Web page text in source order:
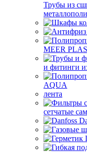
Трубы из
MEER
и фитинги
AQUA
лента
сетчатые